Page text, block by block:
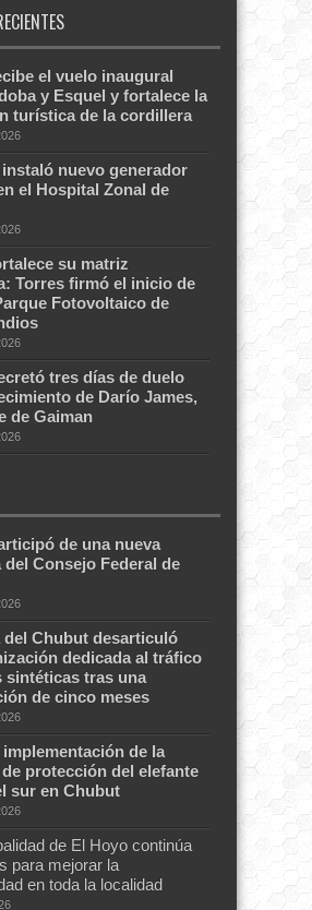
el vuelo inaugural
y Esquel y fortalece la
turística de la cordillera
nuevo generador
el Hospital Zonal de
su matriz
Torres firmó el inicio de
Fotovoltaico de
tres días de duelo
de Darío James,
de Gaiman
de una nueva
del Consejo Federal de
del Chubut desarticuló
dedicada al tráfico
sintéticas tras una
de cinco meses
implementación de la
protección del elefante
sur en Chubut
de El Hoyo continúa
para mejorar la
en toda la localidad